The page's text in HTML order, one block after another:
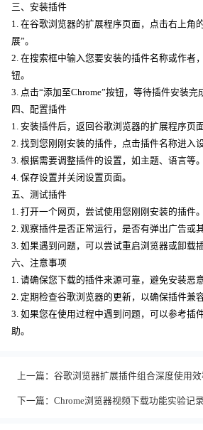
三、安装插件
1. 在谷歌浏览器的扩展程序页面，点击右上角
展”。
2. 在搜索框中输入您要安装的插件名称或作者
钮。
3. 点击“添加至Chrome”按钮，等待插件安装完
四、配置插件
1. 安装插件后，返回谷歌浏览器的扩展程序页面
2. 找到您刚刚安装的插件，点击插件名称进入
3. 根据需要调整插件的设置，如主题、语言等。
4. 保存设置并关闭设置页面。
五、测试插件
1. 打开一个网页，尝试使用您刚刚安装的插件。
2. 观察插件是否正常运行，是否有弹出广告或
3. 如果遇到问题，可以尝试重启浏览器或卸载
六、注意事项
1. 请确保您下载的插件来源可靠，避免安装恶意
2. 定期检查谷歌浏览器的更新，以确保插件兼
3. 如果您在使用过程中遇到问题，可以参考插
助。
上一篇： 谷歌浏览器扩展插件组合深度使用
下一篇： Chrome浏览器视频下载功能实验记录